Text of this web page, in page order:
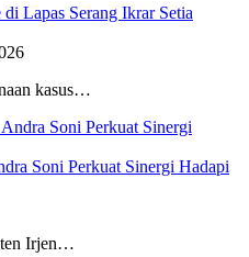
Lapas Serang Ikrar Setia
kasus…
Soni Perkuat Sinergi Hadapi
Irjen…